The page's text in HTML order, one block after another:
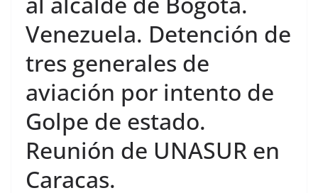
Venezuela. Detención de
tres generales de
aviación por intento de
Golpe de estado.
Reunión de UNASUR en
Caracas.